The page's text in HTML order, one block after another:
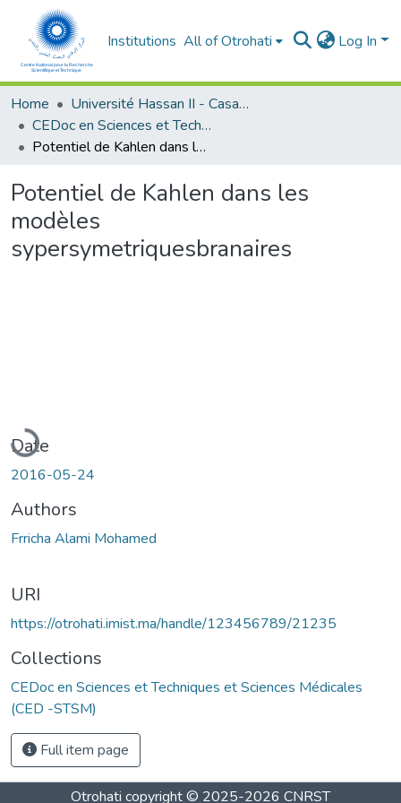
Institutions All of Otrohati Log In
Home
Université Hassan II - Casablanca
CEDoc en Sciences et Techniques et Sciences Médicales (CED -STSM)
Potentiel de Kahlen dans les modèles sypersymetriquesbranaires
Potentiel de Kahlen dans les
modèles
sypersymetriquesbranaires
Loading...
Date
2016-05-24
Authors
Frricha Alami Mohamed
URI
https://otrohati.imist.ma/handle/123456789/21235
Collections
CEDoc en Sciences et Techniques et Sciences Médicales
(CED -STSM)
Full item page
Otrohati copyright © 2025-2026 CNRST